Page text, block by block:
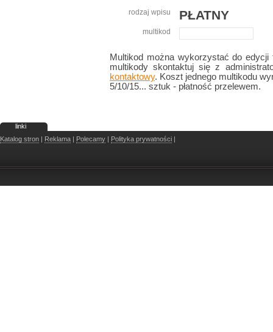
rodzaj wpisu PŁATNY
multikod
Multikod można wykorzystać do
multikody skontaktuj się z
kontaktowy. Koszt jednego multikodu
5/10/15... sztuk - płatność przelewem.
linki
Katalog stron | Reklama | Polecamy | Polityka prywatności |